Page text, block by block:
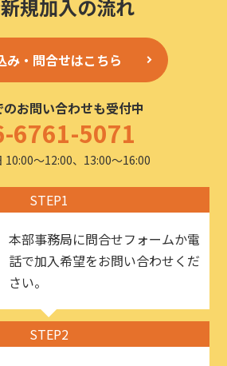
規加入の流れ
み・問合せはこちら
お問い合わせも受付中
6761-5071
10:00〜12:00、13:00〜16:00
STEP1
本部事務局に問合せフォームか電
話で加入希望をお問い合わせくだ
さい。
STEP2